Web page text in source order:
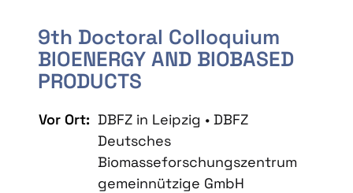
9th Doctoral Colloquium
BIOENERGY AND BIOBASED
PRODUCTS
Vor Ort: DBFZ in Leipzig • DBFZ
Deutsches
Biomasseforschungszentrum
gemeinnützige GmbH